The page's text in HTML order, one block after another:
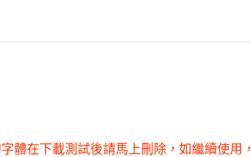
體在下載測試後請馬上刪除，如繼續使用，